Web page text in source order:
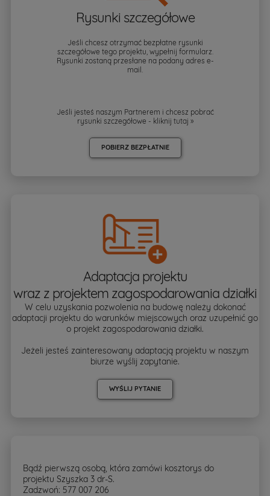
Rysunki szczegółowe
Jeśli chcesz otrzymać bezpłatne rysunki
szczegółowe tego projektu, wypełnij formularz.
Rysunki zostaną przesłane na podany adres e-
mail.
Jeśli jesteś naszym Partnerem i chcesz pobrać
rysunki szczegółowe - kliknij tutaj »
POBIERZ BEZPŁATNIE
Adaptacja projektu
wraz z projektem zagospodarowania działki
W celu uzyskania pozwolenia na budowę należy dokonać
adaptacji projektu do warunków miejscowych oraz uzupełnić go
o projekt zagospodarowania działki.
Jeżeli jesteś zainteresowany adaptacją projektu w naszym
biurze wyślij zapytanie.
WYŚLIJ PYTANIE
Bądź pierwszą osobą, która zamówi kosztorys do
projektu Szyszka 3 dr-S.
Zadzwoń: 577 007 206